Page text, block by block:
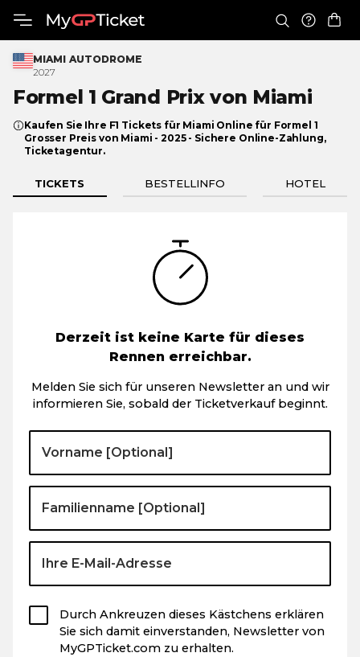
MIAMI AUTODROME
2027
Formel 1 Grand Prixvon Miami
Kaufen Sie Ihre F1 Tickets für Miami Online für Formel 1
Grosser Preis von Miami - 2025 - Sichere Online-Zahlung,
Ticketagentur.
TICKETS BESTELLINFO HOTEL
Derzeit ist keine Karte für dieses
Rennen erreichbar.
Melden Sie sich für unseren Newsletter an und wir
informieren Sie, sobald der Ticketverkauf beginnt.
Durch Ankreuzen dieses Kästchens erklären
Sie sich damit einverstanden, Newsletter von
MyGPTicket.com zu erhalten.